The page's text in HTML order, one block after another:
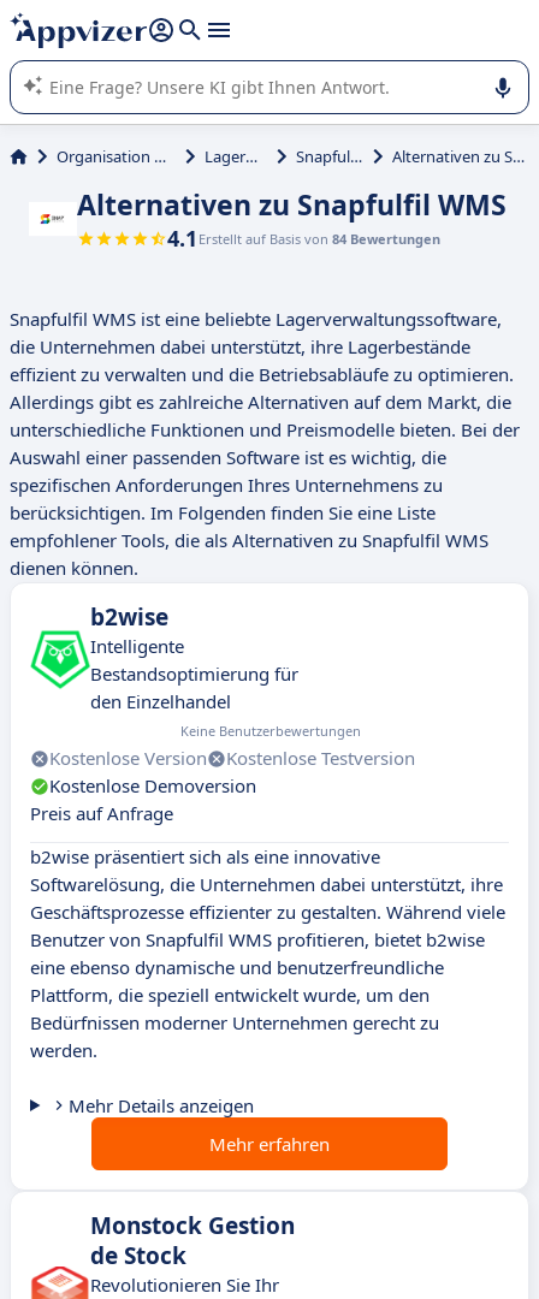
beantworten (mehrere Zeilen mit
Die KI von Appvizer führt Sie bei der Nutzung oder Auswahl
von SaaS-Software in Unternehmen.
Organisation und Planung Lagerbestand Snapfulfil WMS Alternativen zu Snapfulfil WMS
Alternativen zu Snapfulfil WMS
4.1 Erstellt auf Basis von 84 Bewertungen
Snapfulfil WMS ist eine beliebte Lagerverwaltungssoftware,
die Unternehmen dabei unterstützt, ihre Lagerbestände
effizient zu verwalten und die Betriebsabläufe zu optimieren.
Allerdings gibt es zahlreiche Alternativen auf dem Markt, die
unterschiedliche Funktionen und Preismodelle bieten. Bei der
Auswahl einer passenden Software ist es wichtig, die
spezifischen Anforderungen Ihres Unternehmens zu
berücksichtigen. Im Folgenden finden Sie eine Liste
empfohlener Tools, die als Alternativen zu Snapfulfil WMS
dienen können.
b2wise
Intelligente
Bestandsoptimierung für
den Einzelhandel
Keine Benutzerbewertungen
Kostenlose Version
Kostenlose Testversion
Kostenlose Demoversion
Preis auf Anfrage
b2wise präsentiert sich als eine innovative
Softwarelösung, die Unternehmen dabei unterstützt, ihre
Geschäftsprozesse effizienter zu gestalten. Während viele
Benutzer von Snapfulfil WMS profitieren, bietet b2wise
eine ebenso dynamische und benutzerfreundliche
Plattform, die speziell entwickelt wurde, um den
Bedürfnissen moderner Unternehmen gerecht zu
werden.
Mehr Details anzeigen
Mehr erfahren
Monstock Gestion
de Stock
Revolutionieren Sie Ihr